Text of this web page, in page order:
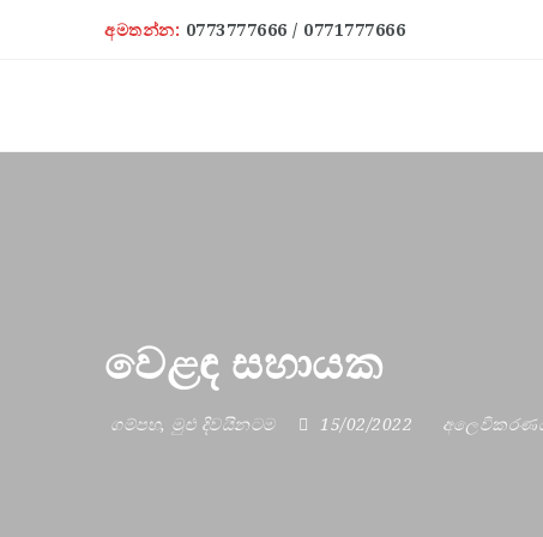
අමතන්න: 0773777666 / 0771777666
වෙළඳ සහායක
ගම්පහ, මුළු දිවයිනටම 15/02/2022